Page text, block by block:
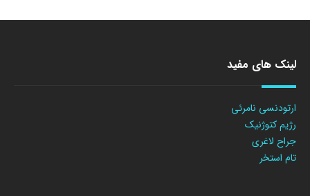
لینک های مفید
ارتودنسی نامرئی
رژیم کتوژنیک
جراح لاغری
تام استخر